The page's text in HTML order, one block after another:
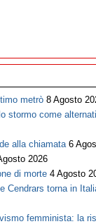
metrò 8 Agosto
stormo come
alla chiamata 6
2026
di morte 4 Agosto
Cendrars torna in
femminista: la